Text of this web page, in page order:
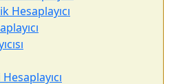
Hesaplayıcı